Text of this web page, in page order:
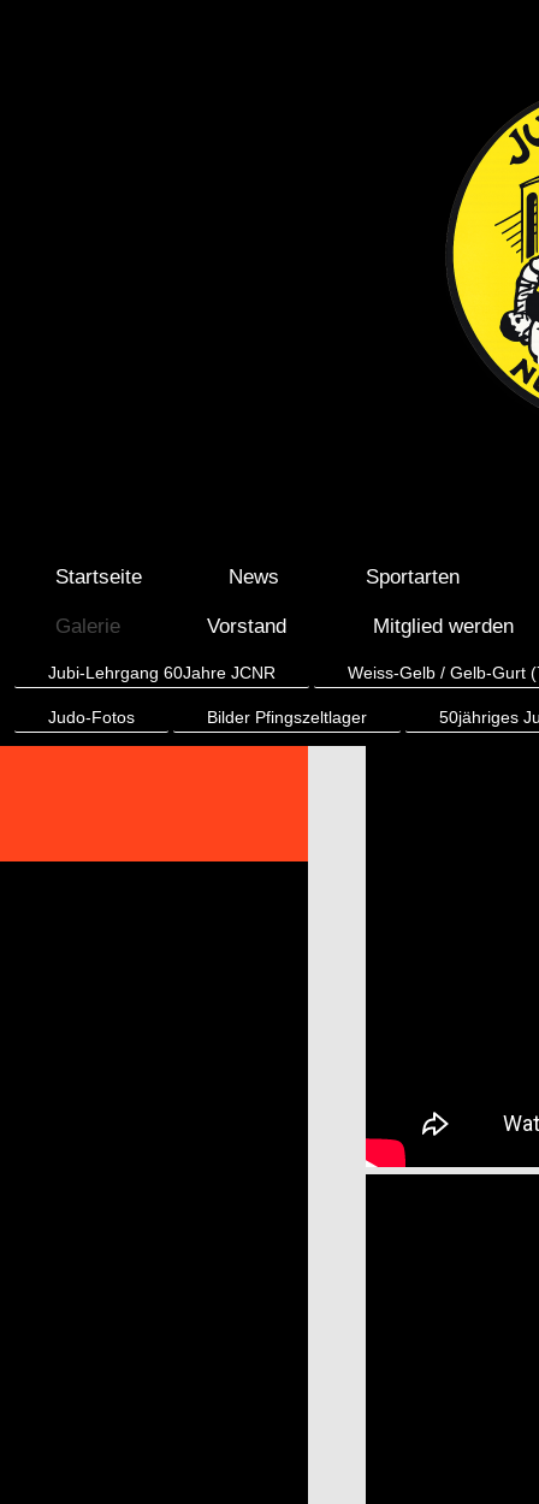
Startseite News Sportarten
Galerie Vorstand Mitglied werden
Jubi-Lehrgang 60Jahre JCNR Weiss-Gelb / Gelb-Gurt
Judo-Fotos Bilder Pfingszeltlager 50jähriges